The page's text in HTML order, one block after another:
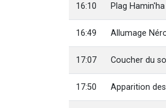
16:10 Plag
16:49 Allumage
17:07 Coucher du
17:50 Apparition